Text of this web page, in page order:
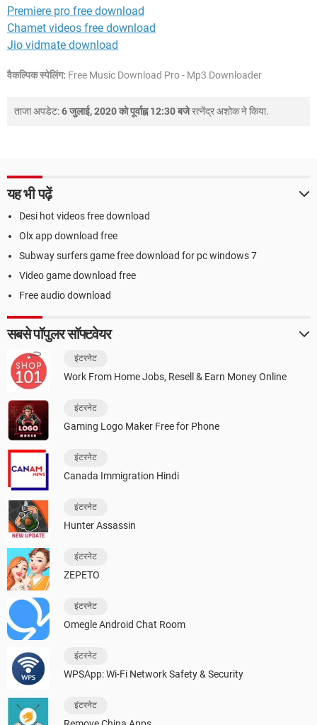
Premiere pro free download
Chamet videos free download
Jio vidmate download
वैकल्पिक स्पेलिंग: Free Music Download Pro - Mp3 Downloader
ताजा अपडेट:6 जुलाई, 2020 को पूर्वाह्न 12:30 बजेरत्नेंद्र अशोकने किया.
यह भी पढ़ें
Desi hot videos free download
Olx app download free
Subway surfers game free download for pc windows 7
Video game download free
Free audio download
सबसे पॉपुलर सॉफ्टवेयर
इंटरनेट
Work From Home Jobs, Resell & Earn Money Online
इंटरनेट
Gaming Logo Maker Free for Phone
इंटरनेट
Canada Immigration Hindi
इंटरनेट
Hunter Assassin
इंटरनेट
ZEPETO
इंटरनेट
Omegle Android Chat Room
इंटरनेट
WPSApp: Wi-Fi Network Safety & Security
इंटरनेट